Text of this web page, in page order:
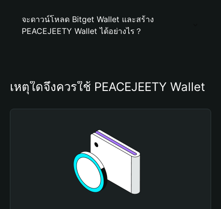
จะดาวน์โหลด Bitget Wallet และสร้าง
PEACEJEETY Wallet ได้อย่างไร？
เหตุใดจึงควรใช้ PEACEJEETY Wallet